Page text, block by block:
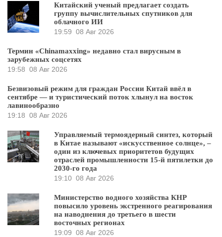
Китайский ученый предлагает создать
группу вычислительных спутников для
облачного ИИ
19:59 08 Авг 2026
Термин «Chinamaxxing» недавно стал вирусным в
зарубежных соцсетях
19:58 08 Авг 2026
Безвизовый режим для граждан России Китай ввёл в
сентябре — и туристический поток хлынул на восток
лавинообразно
19:18 08 Авг 2026
Управляемый термоядерный синтез, который
в Китае называют «искусственное солнце», –
один из ключевых приоритетов будущих
отраслей промышленности 15-й пятилетки до
2030-го года
19:10 08 Авг 2026
Министерство водного хозяйства КНР
повысило уровень экстренного реагирования
на наводнения до третьего в шести
восточных регионах
19:09 08 Авг 2026